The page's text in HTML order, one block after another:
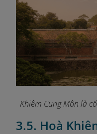
Khiêm Cung Môn là
3.5. Hoà